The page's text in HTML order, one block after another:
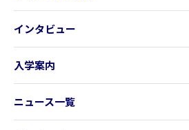
インタビュー
入学案内
ニュース一覧